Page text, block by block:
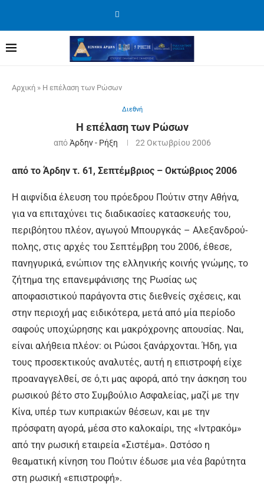
Αρχική » Η επέλαση των Ρώσων
Διεθνή
Η επέλαση των Ρώσων
απόΆρδην - Ρήξη 22 Οκτωβρίου 2006
από το Άρδην τ. 61, Σεπτέμβριος – Οκτώβριος 2006
Η αιφνίδια έλευση του πρόεδρου Πούτιν στην Αθήνα,
για να επιταχύνει τις διαδικασίες κατασκευής του,
περιβόητου πλέον, αγωγού Μπουργκάς – Αλεξανδρού­
πολης, στις αρχές του Σεπτέμβρη του 2006, έθεσε,
πανηγυρικά, ενώπιον της ελληνικής κοινής γνώμης, το
ζήτημα της επανεμφάνισης της Ρωσίας ως
αποφασιστικού παράγοντα στις διεθνείς σχέσεις, και
στην περιοχή μας ειδικότερα, μετά από μία περίοδο
σαφούς υποχώρησης και μακρόχρονης απουσίας. Ναι,
είναι αλήθεια πλέον: οι Ρώσοι ξανάρχονται. Ήδη, για
τους προσεκτικούς αναλυτές, αυτή η επιστροφή είχε
προαναγγελθεί, σε ό,τι μας αφορά, από την άσκηση του
ρωσικού βέτο στο Συμβούλιο Ασφαλείας, μαζί με την
Κίνα, υπέρ των κυπριακών θέσεων, και με την
πρόσφατη αγορά, μέσα στο καλοκαίρι, της «Ιντρακόμ»
από την ρωσική εταιρεία «Σιστέμα». Ωστόσο η
θεαματική κίνηση του Πούτιν έδωσε μια νέα βαρύτητα
στη ρωσική «επιστροφή».